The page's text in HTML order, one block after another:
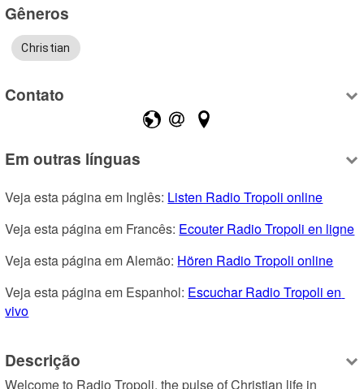
Gêneros
Christian
Contato
Em outras línguas
Veja esta página em Inglês: Listen Radio Tropoli online
Veja esta página em Francês: Ecouter Radio Tropoli en ligne
Veja esta página em Alemão: Hören Radio Tropoli online
Veja esta página em Espanhol: Escuchar Radio Tropoli en
vivo
Descrição
Welcome to Radio Tropoli, the pulse of Christian life in